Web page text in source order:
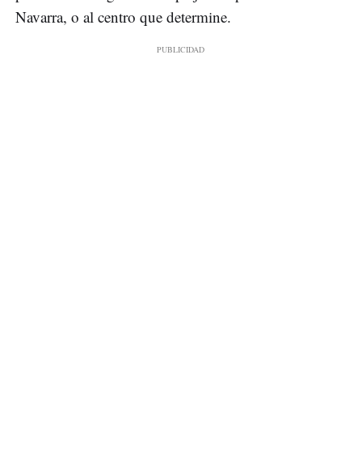
Navarra, o al centro que determine.